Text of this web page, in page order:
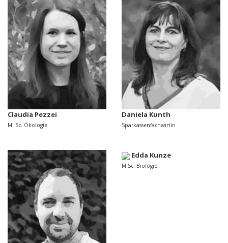
Claudia Pezzei
M. Sc. Ökologie
Daniela Kunth
Sparkassenfachwirtin
Edda Kunze
M.Sc. Biologie